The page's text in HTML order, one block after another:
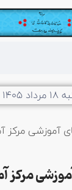
۱۴۰۵
آموزشی مرکز
مرکز